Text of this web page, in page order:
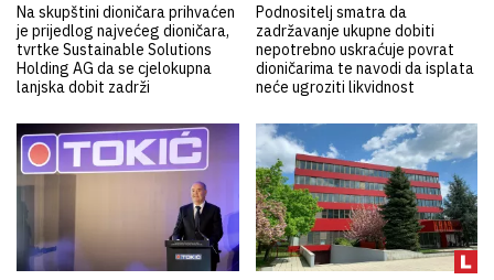
Na skupštini dioničara prihvaćen
je prijedlog najvećeg dioničara,
tvrtke Sustainable Solutions
Holding AG da se cjelokupna
lanjska dobit zadrži
Podnositelj smatra da
zadržavanje ukupne dobiti
nepotrebno uskraćuje povrat
dioničarima te navodi da isplata
neće ugroziti likvidnost